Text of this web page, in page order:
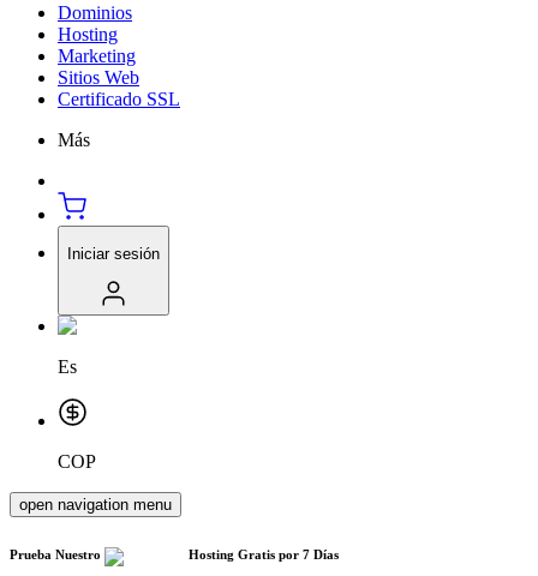
Dominios
Hosting
Marketing
Sitios Web
Certificado SSL
Más
Iniciar sesión
Es
COP
open navigation menu
Prueba Nuestro Hosting Gratis por 7 Días